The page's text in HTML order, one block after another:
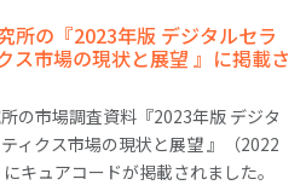
所の『2023年版 デジタルセラ
ス市場の現状と展望 』に掲載さ
の市場調査資料『2023年版 デジタ
ィクス市場の現状と展望 』（2022
キュアコードが掲載されました。